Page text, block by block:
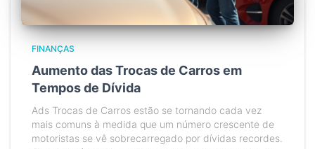
FINANÇAS
Aumento das Trocas de Carros em
Tempos de Dívida
Ads Trocas de Carros estão se tornando cada vez
mais comuns à medida que um número crescente de
motoristas se vê sobrecarregado por dívidas recordes.